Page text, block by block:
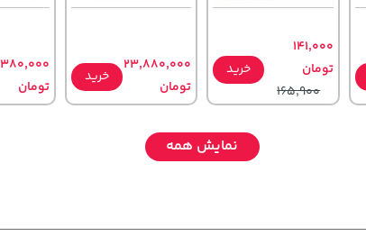
141,000
تومان
165,900
خرید
23,880,000
تومان
خرید
تومان
نمایش همه